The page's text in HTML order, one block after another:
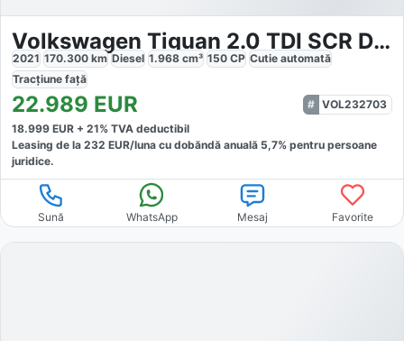
Volkswagen Tiguan 2.0 TDI SCR DSG Active
2021 170.300 km Diesel 1.968 cm³ 150 CP Cutie automată
Tracțiune față
22.989 EUR
VOL232703
18.999 EUR + 21% TVA deductibil
Leasing de la 232 EUR/luna cu dobăndă anuală 5,7% pentru persoane
juridice.
Sună WhatsApp Mesaj Favorite